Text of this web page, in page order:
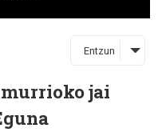
Entzun
jai